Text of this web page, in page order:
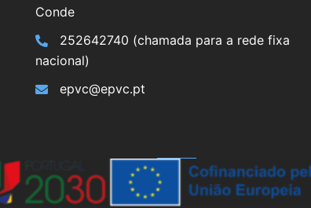
Conde
252642740 (chamada para a rede fixa
nacional)
epvc@epvc.pt